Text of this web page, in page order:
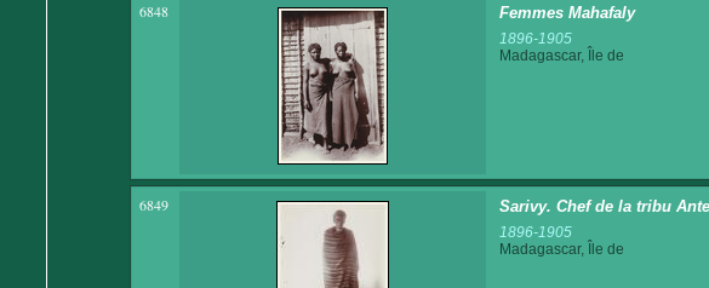
6848 Femmes Mahafaly
1896-1905
Madagascar, Île de
6849 Sarivy. Chef de la tribu
1896-1905
Madagascar, Île de